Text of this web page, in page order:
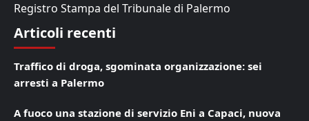
Registro Stampa del Tribunale di Palermo
Articoli recenti
Traffico di droga, sgominata organizzazione: sei
arresti a Palermo
A fuoco una stazione di servizio Eni a Capaci, nuova